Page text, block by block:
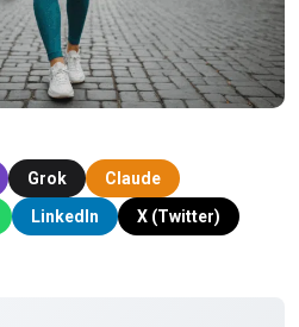
Grok
Claude
LinkedIn
X (Twitter)